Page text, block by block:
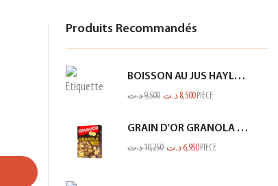
Produits Recommandés
BOISSON AU JUS HAYLA KIWI BANANE 1L
9,500د.ت 8,500 د.ت PIECE
GRAIN D'OR GRANOLA CHOCO BANANE 300GR
10,250د.ت 6,950 د.ت PIECE